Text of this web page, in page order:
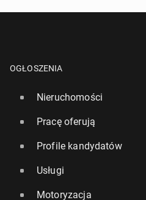
OGŁOSZENIA
Nieruchomości
Pracę oferują
Profile kandydatów
Usługi
Motoryzacja